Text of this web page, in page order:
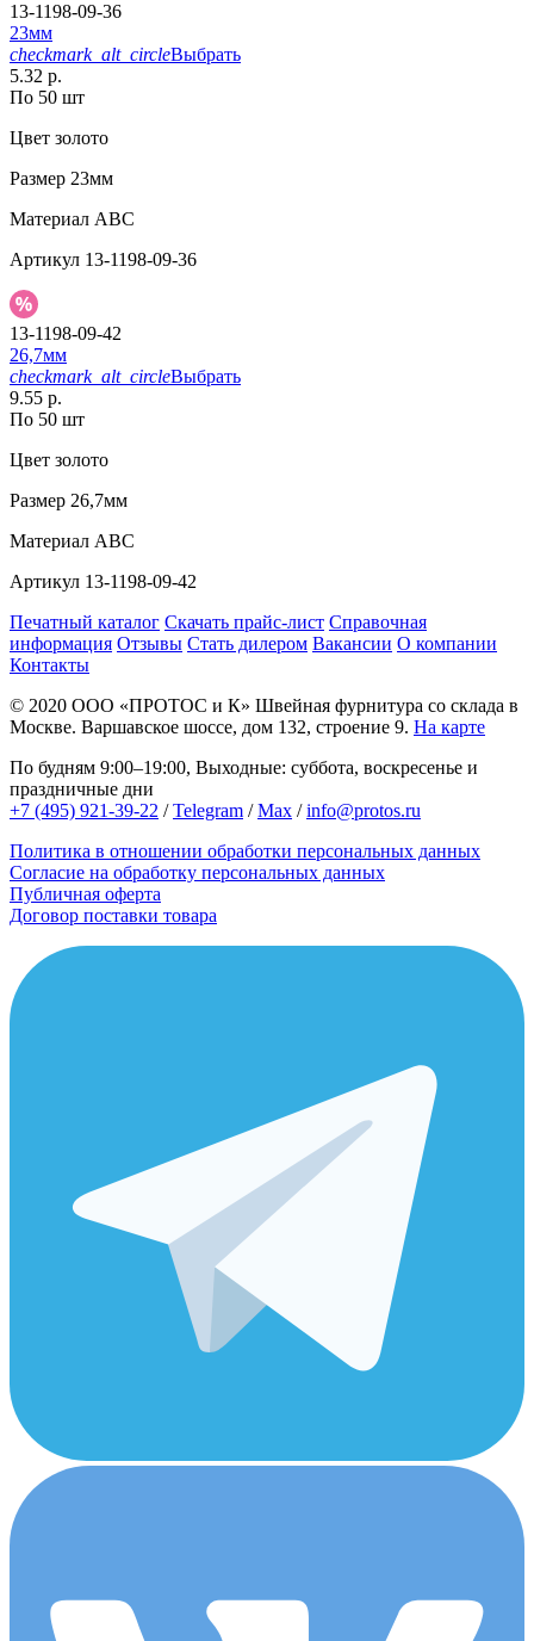
13-1198-09-36
23мм
checkmark_alt_circleВыбрать
5.32 р.
По 50 шт
Цвет золото
Размер 23мм
Материал АВС
Артикул 13-1198-09-36
13-1198-09-42
26,7мм
checkmark_alt_circleВыбрать
9.55 р.
По 50 шт
Цвет золото
Размер 26,7мм
Материал АВС
Артикул 13-1198-09-42
Печатный каталог Скачать прайс-лист Справочная
информация Отзывы Стать дилером Вакансии О компании
Контакты
© 2020 ООО «ПРОТОС и К» Швейная фурнитура со склада в
Москве. Варшавское шоссе, дом 132, строение 9. На карте
По будням 9:00–19:00, Выходные: суббота, воскресенье и
праздничные дни
+7 (495) 921-39-22 /Telegram /Max /info@protos.ru
Политика в отношении обработки персональных данных
Согласие на обработку персональных данных
Публичная оферта
Договор поставки товара